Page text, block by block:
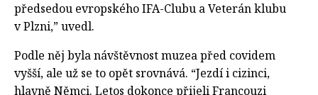
předsedou evropského IFA-Clubu a Veterán klubu
v Plzni,” uvedl.
Podle něj byla návštěvnost muzea před covidem
vyšší, ale už se to opět srovnává. “Jezdí i cizinci,
hlavně Němci. Letos dokonce přijeli Francouzi